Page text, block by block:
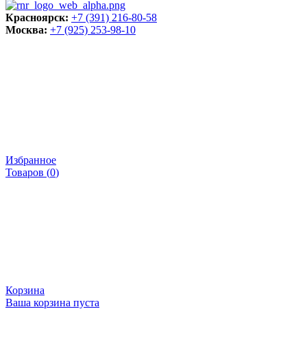
Красноярск: +7 (391) 216-80-58
Москва: +7 (925) 253-98-10
Избранное
Товаров (0)
Корзина
Ваша корзина пуста